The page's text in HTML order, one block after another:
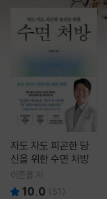
자도 자도 피곤한 당
신을 위한 수면 처방
이준용 저
10.0 (51 )